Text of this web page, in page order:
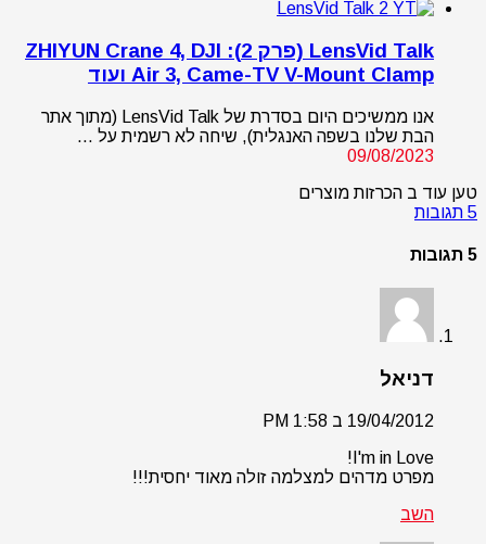
LensVid Talk (פרק 2): ZHIYUN Crane 4, DJI
Air 3, Came-TV V-Mount Clamp ועוד
אנו ממשיכים היום בסדרת של LensVid Talk (מתוך אתר
הבת שלנו בשפה האנגלית), שיחה לא רשמית על …
09/08/2023
טען עוד ב הכרזות מוצרים
5 תגובות
5 תגובות
דניאל
19/04/2012 ב 1:58 PM
I'm in Love!
מפרט מדהים למצלמה זולה מאוד יחסית!!!
השב